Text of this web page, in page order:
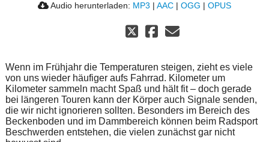
Audio herunterladen: MP3 | AAC | OGG | OPUS
Wenn im Frühjahr die Temperaturen steigen, zieht es viele
von uns wieder häufiger aufs Fahrrad. Kilometer um
Kilometer sammeln macht Spaß und hält fit – doch gerade
bei längeren Touren kann der Körper auch Signale senden,
die wir nicht ignorieren sollten. Besonders im Bereich des
Beckenboden und im Dammbereich können beim Radsport
Beschwerden entstehen, die vielen zunächst gar nicht